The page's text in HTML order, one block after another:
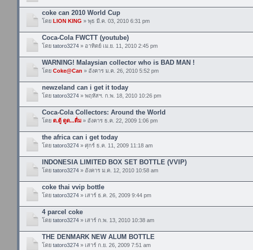
coke can 2010 World Cup
โดย LION KING » พุธ มี.ค. 03, 2010 6:31 pm
Coca-Cola FWCTT (youtube)
โดย tatoro3274» อาทิตย์ เม.ย. 11, 2010 2:45 pm
WARNING! Malaysian collector who is BAD MAN !
โดย Coke@Can » อังคาร ม.ค. 26, 2010 5:52 pm
newzeland can i get it today
โดย tatoro3274» พฤหัสฯ. ก.พ. 18, 2010 10:26 pm
Coca-Cola Collectors: Around the World
โดย ต.ตู้ ดูด...ดื่ม» อังคาร ธ.ค. 22, 2009 1:06 pm
the africa can i get today
โดย tatoro3274» ศุกร์ ธ.ค. 11, 2009 11:18 am
INDONESIA LIMITED BOX SET BOTTLE (VVIP)
โดย tatoro3274» อังคาร ม.ค. 12, 2010 10:58 am
coke thai vvip bottle
โดย tatoro3274» เสาร์ ธ.ค. 26, 2009 9:44 pm
4 parcel coke
โดย tatoro3274» เสาร์ ก.พ. 13, 2010 10:38 am
THE DENMARK NEW ALUM BOTTLE
โดย tatoro3274» เสาร์ ก.ย. 26, 2009 7:51 am